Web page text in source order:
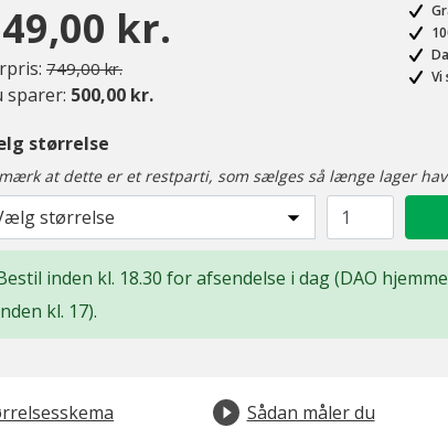
kr.
Pris nedsat fra
749,00 kr.til
sparer: 500,00 kr.
Vi
størrelse
at dette er et restparti, som sælges så længe lager
størrelse
inden kl. 18.30 for afsendelse i dag (DAO
kl. 17).
Sådan måler du